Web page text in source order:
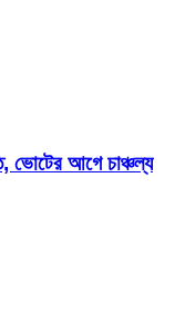
ভোটের আগে চাঞ্চল্য